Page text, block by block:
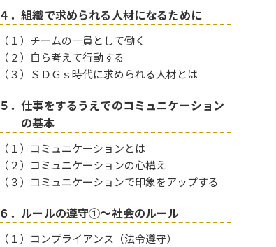
４．組織で求められる人材になるために
（１）チームの一員として働く
（２）自ら考えて行動する
（３）ＳＤＧｓ時代に求められる人材とは
５．仕事をするうえでのコミュニケーション
の基本
（１）コミュニケーションとは
（２）コミュニケーションの心構え
（３）コミュニケーションで印象をアップする
６．ルールの遵守①～社会のルール
（１）コンプライアンス（法令遵守）